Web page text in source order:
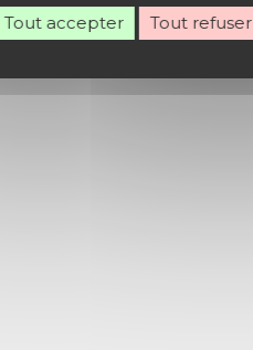
Tout accepter Tout refuser